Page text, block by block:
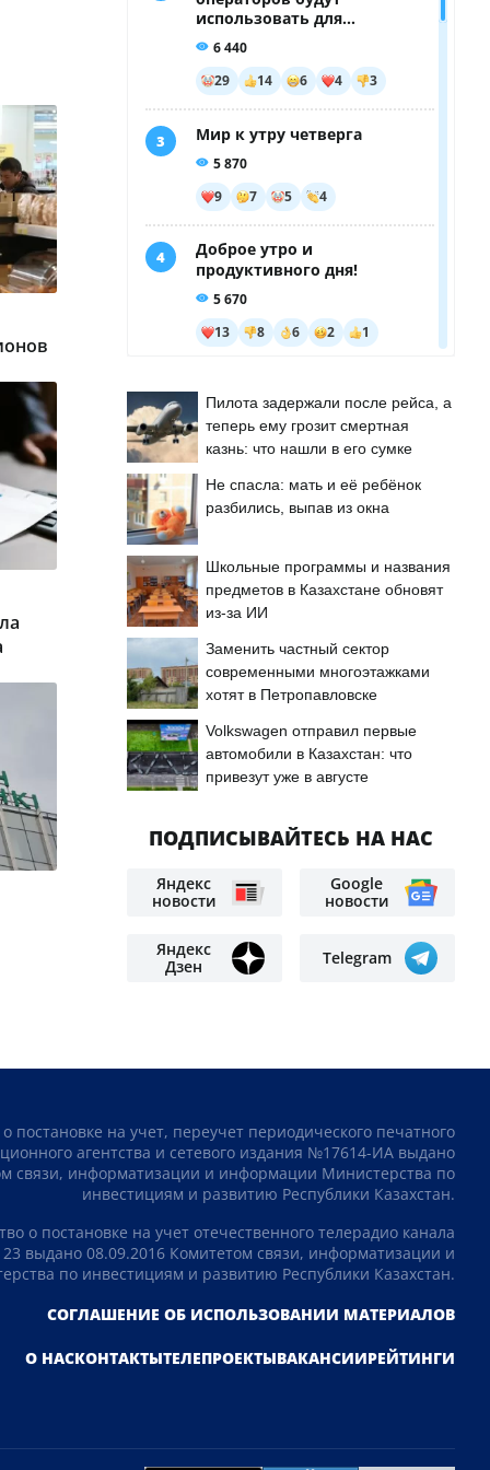
Пилота задержали после рейса, а
теперь ему грозит смертная
казнь: что нашли в его сумке
Не спасла: мать и её ребёнок
разбились, выпав из окна
Школьные программы и названия
предметов в Казахстане обновят
из-за ИИ
Заменить частный сектор
современными многоэтажками
хотят в Петропавловске
Volkswagen отправил первые
автомобили в Казахстан: что
привезут уже в августе
ПОДПИСЫВАЙТЕСЬ НА НАС
Яндекс
новости
Google
новости
Яндекс
Дзен
Telegram
постановке на учет, переучет периодического печатного
агентства и сетевого издания №17614-ИА выдано
связи, информатизации и информации Министерства по
инвестициям и развитию Республики Казахстан.
о постановке на учет отечественного телерадио канала
выдано 08.09.2016 Комитетом связи, информатизации и
по инвестициям и развитию Республики Казахстан.
СОГЛАШЕНИЕ ОБ ИСПОЛЬЗОВАНИИ МАТЕРИАЛОВ
О НАСКОНТАКТЫТЕЛЕПРОЕКТЫВАКАНСИИРЕЙТИНГИ